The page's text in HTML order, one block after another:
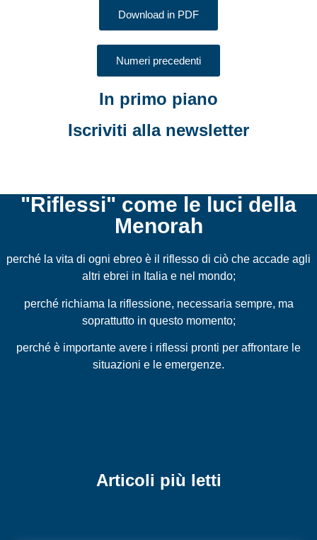
Download in PDF
Numeri precedenti
In primo piano
Iscriviti alla newsletter
"Riflessi" come le luci della
Menorah
perché la vita di ogni ebreo è il riflesso di ciò che accade agli
altri ebrei in Italia e nel mondo;
perché richiama la riflessione, necessaria sempre, ma
soprattutto in questo momento;
perché è importante avere i riflessi pronti per affrontare le
situazioni e le emergenze.
Articoli più letti